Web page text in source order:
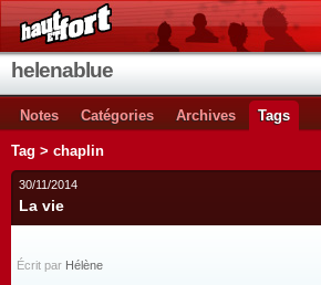
helenablue
Notes Catégories Archives Tags
Tag > chaplin
30/11/2014
La vie
Écrit par Hélène